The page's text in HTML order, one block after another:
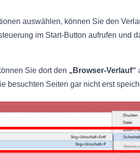
auswählen, können Sie den
im Start-Button aufrufen und
Sie dort den „Browser-Verlauf“
besuchten Seiten gar nicht erst